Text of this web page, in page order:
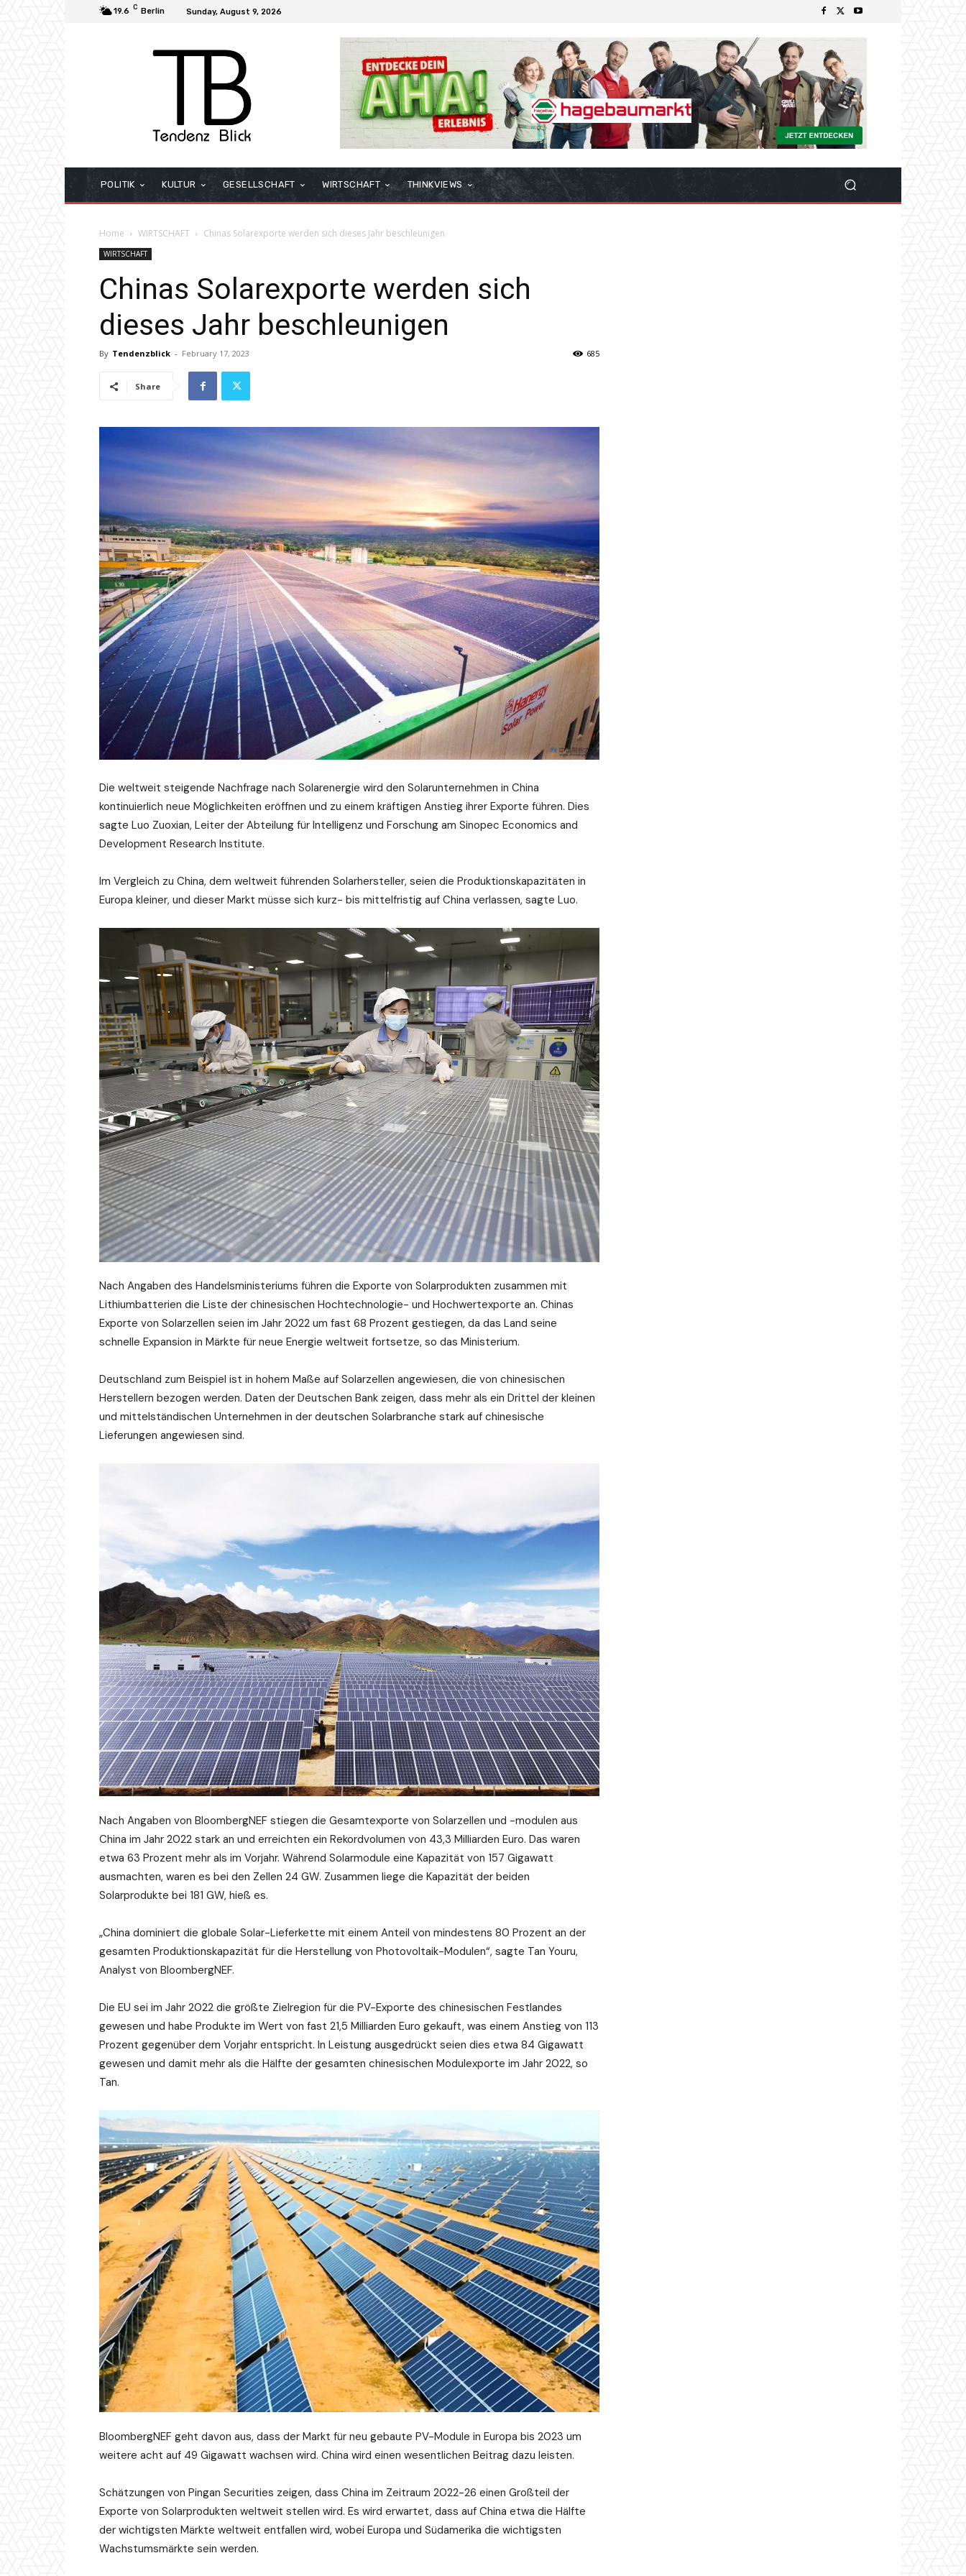
19.6 C Berlin Sunday, August 9, 2026
POLITIK KULTUR GESELLSCHAFT WIRTSCHAFT THINKVIEWS
Home WIRTSCHAFT Chinas Solarexporte werden sich dieses Jahr beschleunigen
WIRTSCHAFT
Chinas Solarexporte werden sich
dieses Jahr beschleunigen
By Tendenzblick - February 17, 2023 685
Share
Die weltweit steigende Nachfrage nach Solarenergie wird den Solarunternehmen in China
kontinuierlich neue Möglichkeiten eröffnen und zu einem kräftigen Anstieg ihrer Exporte führen. Dies
sagte Luo Zuoxian, Leiter der Abteilung für Intelligenz und Forschung am Sinopec Economics and
Development Research Institute.
Im Vergleich zu China, dem weltweit führenden Solarhersteller, seien die Produktionskapazitäten in
Europa kleiner, und dieser Markt müsse sich kurz- bis mittelfristig auf China verlassen, sagte Luo.
Nach Angaben des Handelsministeriums führen die Exporte von Solarprodukten zusammen mit
Lithiumbatterien die Liste der chinesischen Hochtechnologie- und Hochwertexporte an. Chinas
Exporte von Solarzellen seien im Jahr 2022 um fast 68 Prozent gestiegen, da das Land seine
schnelle Expansion in Märkte für neue Energie weltweit fortsetze, so das Ministerium.
Deutschland zum Beispiel ist in hohem Maße auf Solarzellen angewiesen, die von chinesischen
Herstellern bezogen werden. Daten der Deutschen Bank zeigen, dass mehr als ein Drittel der kleinen
und mittelständischen Unternehmen in der deutschen Solarbranche stark auf chinesische
Lieferungen angewiesen sind.
Nach Angaben von BloombergNEF stiegen die Gesamtexporte von Solarzellen und -modulen aus
China im Jahr 2022 stark an und erreichten ein Rekordvolumen von 43,3 Milliarden Euro. Das waren
etwa 63 Prozent mehr als im Vorjahr. Während Solarmodule eine Kapazität von 157 Gigawatt
ausmachten, waren es bei den Zellen 24 GW. Zusammen liege die Kapazität der beiden
Solarprodukte bei 181 GW, hieß es.
„China dominiert die globale Solar-Lieferkette mit einem Anteil von mindestens 80 Prozent an der
gesamten Produktionskapazität für die Herstellung von Photovoltaik-Modulen“, sagte Tan Youru,
Analyst von BloombergNEF.
Die EU sei im Jahr 2022 die größte Zielregion für die PV-Exporte des chinesischen Festlandes
gewesen und habe Produkte im Wert von fast 21,5 Milliarden Euro gekauft, was einem Anstieg von 113
Prozent gegenüber dem Vorjahr entspricht. In Leistung ausgedrückt seien dies etwa 84 Gigawatt
gewesen und damit mehr als die Hälfte der gesamten chinesischen Modulexporte im Jahr 2022, so
Tan.
BloombergNEF geht davon aus, dass der Markt für neu gebaute PV-Module in Europa bis 2023 um
weitere acht auf 49 Gigawatt wachsen wird. China wird einen wesentlichen Beitrag dazu leisten.
Schätzungen von Pingan Securities zeigen, dass China im Zeitraum 2022-26 einen Großteil der
Exporte von Solarprodukten weltweit stellen wird. Es wird erwartet, dass auf China etwa die Hälfte
der wichtigsten Märkte weltweit entfallen wird, wobei Europa und Südamerika die wichtigsten
Wachstumsmärkte sein werden.